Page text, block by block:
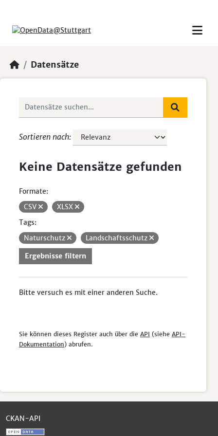
Datensätze
Sortieren nach
Keine Datensätze gefunden
Formate:
CSV
XLSX
Tags:
Naturschutz
Landschaftsschutz
Ergebnisse filtern
Bitte versuch es mit einer anderen Suche.
Sie können dieses Register auch über die API (siehe API-
Dokumentation) abrufen.
CKAN-API